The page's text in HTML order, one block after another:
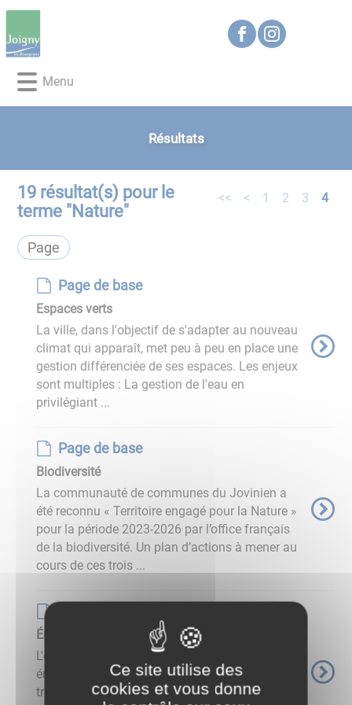
Lien
rapide
menu
Lien
rapide
contenu
Lien
rapide
Lien
rapide
pied
Menu
Résultats
19 résultat(s) pour le
terme "Nature"
<< < 1 2 3 4
Page
Page de base
Espaces verts
La ville, dans l'objectif de s'adapter au nouveau
climat qui apparaît, met peu à peu en place une
gestion différenciée de ses espaces. Les enjeux
sont multiples : La gestion de l'eau en
privilégiant ...
Page de base
Biodiversité
La communauté de communes du Jovinien a
été reconnu « Territoire engagé pour la Nature »
pour la période 2023-2026 par l’office français
de la biodiversité. Un plan d’actions à mener au
cours de ces trois ...
Énergies renouvelables
L'état a initié une démarche de planification
énergétique, que le gouvernement a traduite à
travers la loi relative à l’accélération de la
Panneau de gestion des cookies
Ce site utilise des
cookies et vous donne